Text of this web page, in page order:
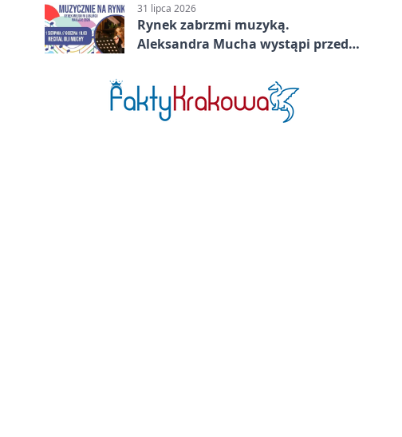
31 lipca 2026
Rynek zabrzmi muzyką.
Aleksandra Mucha wystąpi przed